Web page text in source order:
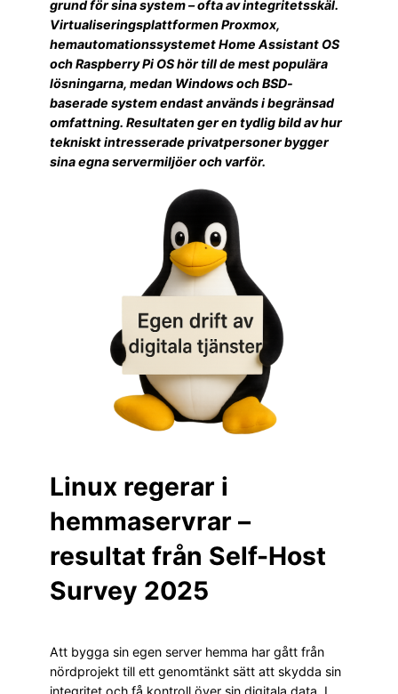
grund för sina system – ofta av integritetsskäl.
Virtualiseringsplattformen Proxmox,
hemautomationssystemet Home Assistant OS
och Raspberry Pi OS hör till de mest populära
lösningarna, medan Windows och BSD-
baserade system endast används i begränsad
omfattning. Resultaten ger en tydlig bild av hur
tekniskt intresserade privatpersoner bygger
sina egna servermiljöer och varför.
Linux regerar i
hemmaservrar –
resultat från Self-Host
Survey 2025
Att bygga sin egen server hemma har gått från
nördprojekt till ett genomtänkt sätt att skydda sin
integritet och få kontroll över sin digitala data. I